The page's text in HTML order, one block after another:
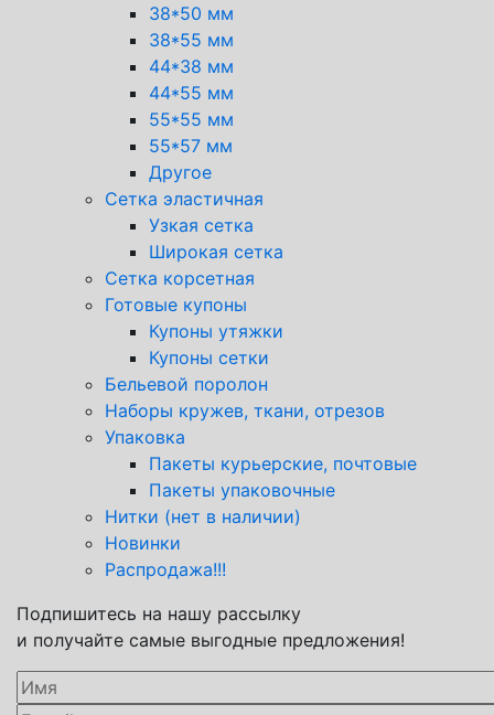
38*50 мм
38*55 мм
44*38 мм
44*55 мм
55*55 мм
55*57 мм
Другое
Сетка эластичная
Узкая сетка
Широкая сетка
Сетка корсетная
Готовые купоны
Купоны утяжки
Купоны сетки
Бельевой поролон
Наборы кружев, ткани, отрезов
Упаковка
Пакеты курьерские, почтовые
Пакеты упаковочные
Нитки (нет в наличии)
Новинки
Распродажа!!!
Подпишитесь на нашу рассылку
и получайте самые выгодные предложения!